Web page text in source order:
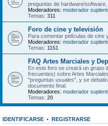
preguntas de hardware/software,
Moderadores: moderador
Temas: 311
Foro de cine y televisión
Para comentar películas de cine
Moderadores: moderador
Temas: 1151
FAQ Artes Marciales y
En este foro se creará un grupo
frecuentes) sobre Artes
"preguntas usuales", y se
documento final.
Moderadores: moderador
Temas: 20
IDENTIFICARSE • REGISTRARSE